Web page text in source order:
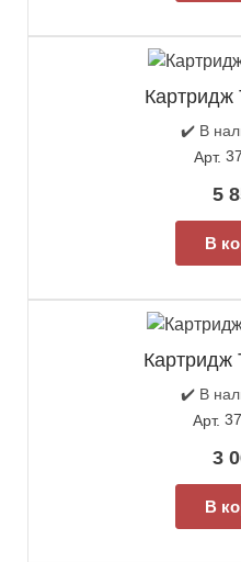
Картридж
✔️ В
Арт.
5
В
Картридж
✔️ В
Арт.
3
В